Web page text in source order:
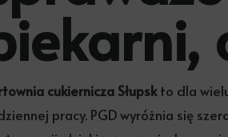
cukiernicza Słupskto dla
pracy. PGD wyróżnia się